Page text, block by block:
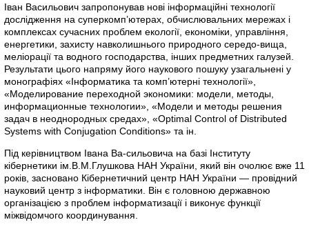
Іван Васильович запропонував нові інформаційні технології
дослідження на суперкомп’ютерах, обчислювальних мережах і
комплексах сучасних проблем екології, економіки, управління,
енергетики, захисту навколишнього природного середо-вища,
меліорації та водного господарства, інших предметних галузей.
Результати цього напряму його наукового пошуку узагальнені у
монографіях «Інформатика та комп’ютерні технології»,
«Моделирование переходной экономики: модели, методы,
информационные технологии», «Модели и методы решения
задач в неоднородных средах», «Optimal Control of Distributed
Systems with Conjugation Conditions» та ін.
Під керівництвом Івана Ва-сильовича на базі Інституту
кібернетики ім.В.М.Глушкова НАН України, який він очолює вже 11
років, засновано Кібернетичний центр НАН України — провідний
науковий центр з інформатики. Він є головною державною
організацією з проблем інформатизації і виконує функції
міжвідомчого координування.